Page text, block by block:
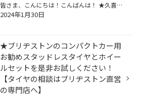
皆さま、こんにちは！こんばんは！ ★久喜警察と久喜インターの間にあるタイヤ館久喜です★ いつも当店WEBをご覧いただきありがとうございます！ ーーーーーーーーーーーーーーーーーーーーーーーーーーーーーーーーーーーーーーーーーー お客様のお車【 マツダ：デミオ 】にて アイドリングストップ...
2024年1月30日
★ブリヂストンのコンパクトカー用
お勧めスタッドレスタイヤとホイー
ルセットを是非お試しください！
【タイヤの相談はブリヂストン直営
の専門店へ】